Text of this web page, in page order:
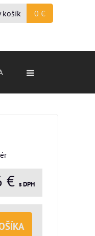
košík 0 €
€ s DPH